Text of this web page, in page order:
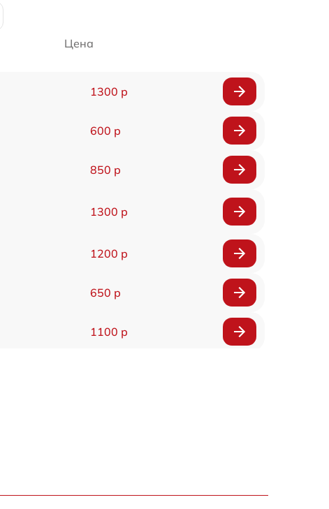
Цена
1300 р
600 р
850 р
1300 р
1200 р
650 р
1100 р